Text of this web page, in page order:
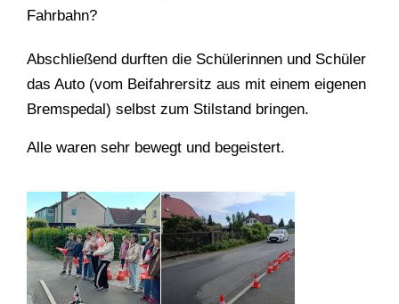
Fahrbahn?
Abschließend durften die Schülerinnen und Schüler
das Auto (vom Beifahrersitz aus mit einem eigenen
Bremspedal) selbst zum Stilstand bringen.
Alle waren sehr bewegt und begeistert.